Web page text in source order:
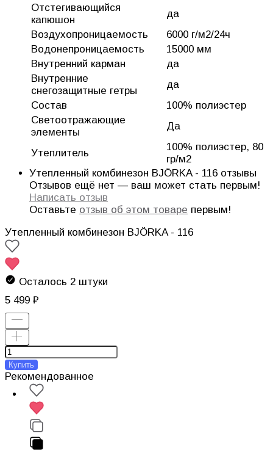
Отстегивающийся
капюшон
да
Воздухопроницаемость
6000 г/м2/24ч
Водонепроницаемость
15000 мм
Внутренний карман
да
Внутренние
снегозащитные гетры
да
Состав
100% полиэстер
Светоотражающие
элементы
Да
Утеплитель
100% полиэстер, 80
гр/м2
Утепленный комбинезон BJÖRKA - 116 отзывы
Отзывов ещё нет — ваш может стать первым!
Написать отзыв
Оставьте отзыв об этом товаре первым!
Утепленный комбинезон BJÖRKA - 116
Осталось 2 штуки
5 499
Купить
Рекомендованное